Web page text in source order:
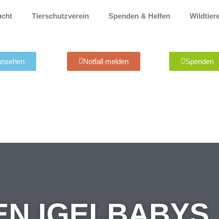
Tierschutzverein Spenden & Helfen
Notfall melden Spenden